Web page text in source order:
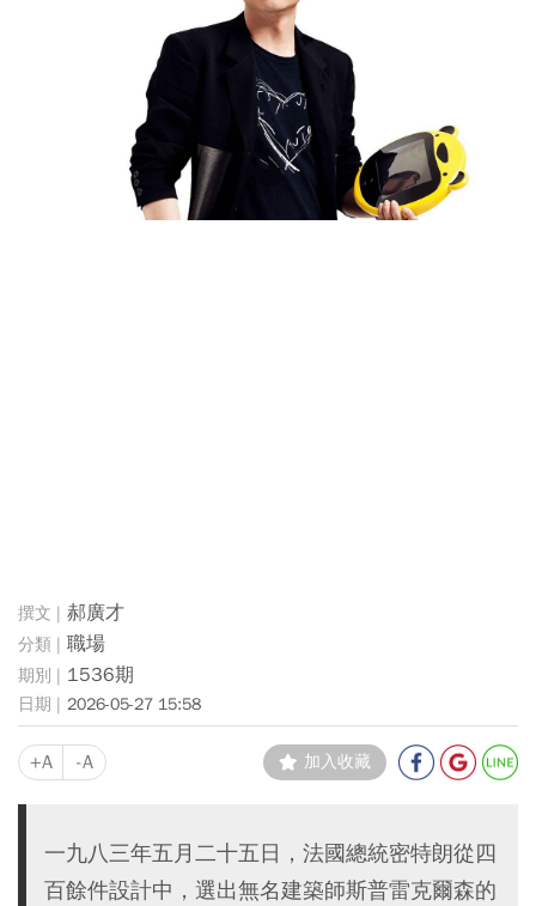
郝廣才
職場
1536期
2026-05-27 15:58
+A -A 加入收藏
一九八三年五月二十五日，法國總統密特朗從四
百餘件設計中，選出無名建築師斯普雷克爾森的